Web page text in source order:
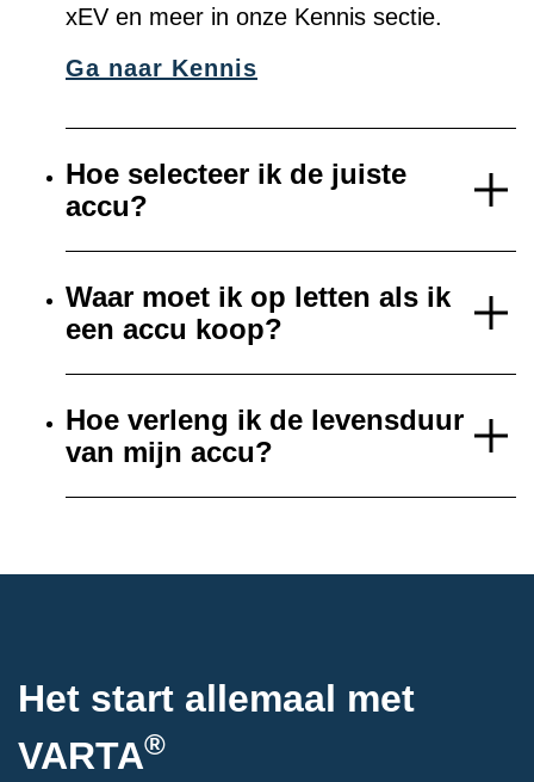
xEV en meer in onze Kennis sectie.
Ga naar Kennis
Hoe selecteer ik de juiste
accu?
Waar moet ik op letten als ik
een accu koop?
Hoe verleng ik de levensduur
van mijn accu?
Het start allemaal met
VARTA®